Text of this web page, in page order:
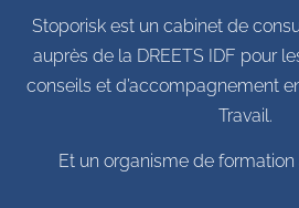
Stoporisk est un cabinet de
auprès de la DREETS IDF pour
conseils et d’accompagnement
Travail.
Et un organisme de formation